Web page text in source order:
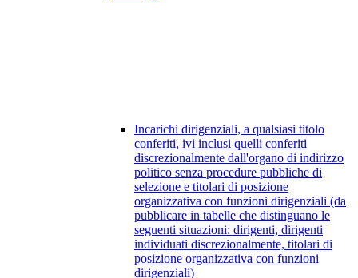
Incarichi dirigenziali, a qualsiasi titolo
conferiti, ivi inclusi quelli conferiti
discrezionalmente dall'organo di indirizzo
politico senza procedure pubbliche di
selezione e titolari di posizione
organizzativa con funzioni dirigenziali (da
pubblicare in tabelle che distinguano le
seguenti situazioni: dirigenti, dirigenti
individuati discrezionalmente, titolari di
posizione organizzativa con funzioni
dirigenziali)